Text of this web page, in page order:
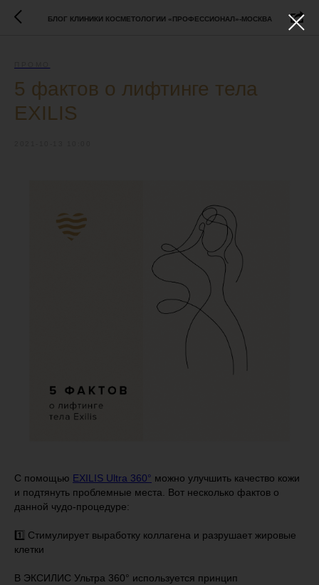
БЛОГ КЛИНИКИ КОСМЕТОЛОГИИ «ПРОФЕССИОНАЛ»-МОСКВА
5 фактов о лифтинге тела
EXILIS
С помощью EXILIS Ultra 360° можно улучшить качество кожи
и подтянуть проблемные места. Вот несколько фактов о
данной чудо-процедуре:
1️⃣ Стимулирует выработку коллагена и разрушает жировые
клетки
В ЭКСИЛИС Ультра 360° используется принцип